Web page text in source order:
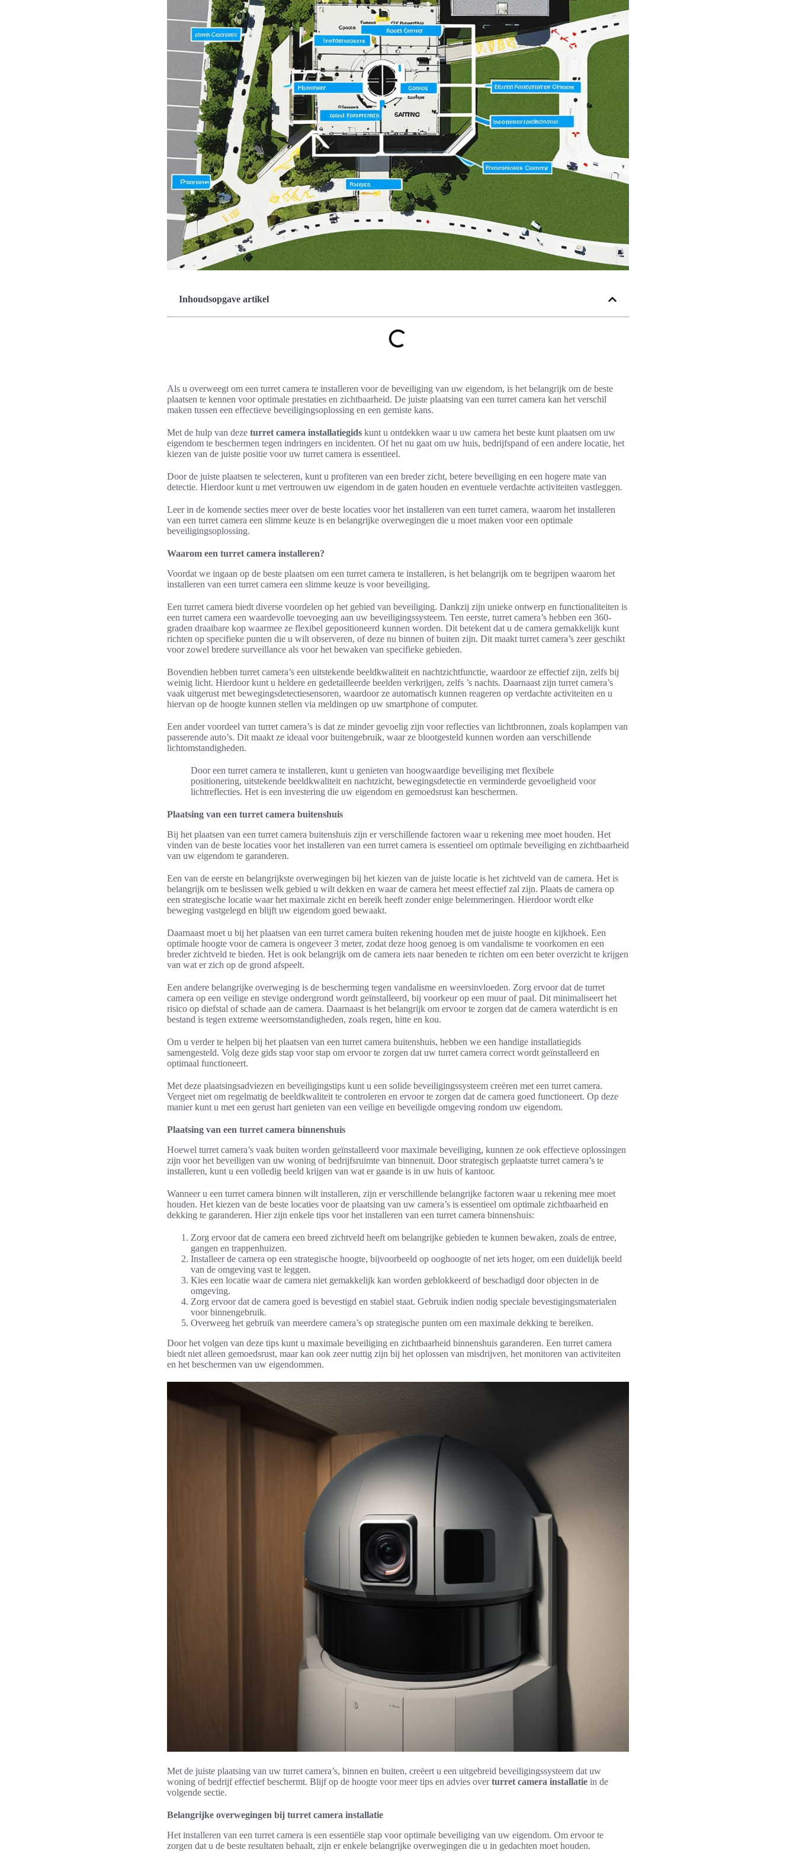
Inhoudsopgave artikel
Als u overweegt om een turret camera te installeren voor de beveiliging van uw eigendom, is het belangrijk om de beste
plaatsen te kennen voor optimale prestaties en zichtbaarheid. De juiste plaatsing van een turret camera kan het verschil
maken tussen een effectieve beveiligingsoplossing en een gemiste kans.
Met de hulp van deze turret camera installatiegids kunt u ontdekken waar u uw camera het beste kunt plaatsen om uw
eigendom te beschermen tegen indringers en incidenten. Of het nu gaat om uw huis, bedrijfspand of een andere locatie, het
kiezen van de juiste positie voor uw turret camera is essentieel.
Door de juiste plaatsen te selecteren, kunt u profiteren van een breder zicht, betere beveiliging en een hogere mate van
detectie. Hierdoor kunt u met vertrouwen uw eigendom in de gaten houden en eventuele verdachte activiteiten vastleggen.
Leer in de komende secties meer over de beste locaties voor het installeren van een turret camera, waarom het installeren
van een turret camera een slimme keuze is en belangrijke overwegingen die u moet maken voor een optimale
beveiligingsoplossing.
Waarom een turret camera installeren?
Voordat we ingaan op de beste plaatsen om een turret camera te installeren, is het belangrijk om te begrijpen waarom het
installeren van een turret camera een slimme keuze is voor beveiliging.
Een turret camera biedt diverse voordelen op het gebied van beveiliging. Dankzij zijn unieke ontwerp en functionaliteiten is
een turret camera een waardevolle toevoeging aan uw beveiligingssysteem. Ten eerste, turret camera’s hebben een 360-
graden draaibare kop waarmee ze flexibel gepositioneerd kunnen worden. Dit betekent dat u de camera gemakkelijk kunt
richten op specifieke punten die u wilt observeren, of deze nu binnen of buiten zijn. Dit maakt turret camera’s zeer geschikt
voor zowel bredere surveillance als voor het bewaken van specifieke gebieden.
Bovendien hebben turret camera’s een uitstekende beeldkwaliteit en nachtzichtfunctie, waardoor ze effectief zijn, zelfs bij
weinig licht. Hierdoor kunt u heldere en gedetailleerde beelden verkrijgen, zelfs ’s nachts. Daarnaast zijn turret camera’s
vaak uitgerust met bewegingsdetectiesensoren, waardoor ze automatisch kunnen reageren op verdachte activiteiten en u
hiervan op de hoogte kunnen stellen via meldingen op uw smartphone of computer.
Een ander voordeel van turret camera’s is dat ze minder gevoelig zijn voor reflecties van lichtbronnen, zoals koplampen van
passerende auto’s. Dit maakt ze ideaal voor buitengebruik, waar ze blootgesteld kunnen worden aan verschillende
lichtomstandigheden.
Door een turret camera te installeren, kunt u genieten van hoogwaardige beveiliging met flexibele
positionering, uitstekende beeldkwaliteit en nachtzicht, bewegingsdetectie en verminderde gevoeligheid voor
lichtreflecties. Het is een investering die uw eigendom en gemoedsrust kan beschermen.
Plaatsing van een turret camera buitenshuis
Bij het plaatsen van een turret camera buitenshuis zijn er verschillende factoren waar u rekening mee moet houden. Het
vinden van de beste locaties voor het installeren van een turret camera is essentieel om optimale beveiliging en zichtbaarheid
van uw eigendom te garanderen.
Een van de eerste en belangrijkste overwegingen bij het kiezen van de juiste locatie is het zichtveld van de camera. Het is
belangrijk om te beslissen welk gebied u wilt dekken en waar de camera het meest effectief zal zijn. Plaats de camera op
een strategische locatie waar het maximale zicht en bereik heeft zonder enige belemmeringen. Hierdoor wordt elke
beweging vastgelegd en blijft uw eigendom goed bewaakt.
Daarnaast moet u bij het plaatsen van een turret camera buiten rekening houden met de juiste hoogte en kijkhoek. Een
optimale hoogte voor de camera is ongeveer 3 meter, zodat deze hoog genoeg is om vandalisme te voorkomen en een
breder zichtveld te bieden. Het is ook belangrijk om de camera iets naar beneden te richten om een beter overzicht te krijgen
van wat er zich op de grond afspeelt.
Een andere belangrijke overweging is de bescherming tegen vandalisme en weersinvloeden. Zorg ervoor dat de turret
camera op een veilige en stevige ondergrond wordt geïnstalleerd, bij voorkeur op een muur of paal. Dit minimaliseert het
risico op diefstal of schade aan de camera. Daarnaast is het belangrijk om ervoor te zorgen dat de camera waterdicht is en
bestand is tegen extreme weersomstandigheden, zoals regen, hitte en kou.
Om u verder te helpen bij het plaatsen van een turret camera buitenshuis, hebben we een handige installatiegids
samengesteld. Volg deze gids stap voor stap om ervoor te zorgen dat uw turret camera correct wordt geïnstalleerd en
optimaal functioneert.
Met deze plaatsingsadviezen en beveiligingstips kunt u een solide beveiligingssysteem creëren met een turret camera.
Vergeet niet om regelmatig de beeldkwaliteit te controleren en ervoor te zorgen dat de camera goed functioneert. Op deze
manier kunt u met een gerust hart genieten van een veilige en beveiligde omgeving rondom uw eigendom.
Plaatsing van een turret camera binnenshuis
Hoewel turret camera’s vaak buiten worden geïnstalleerd voor maximale beveiliging, kunnen ze ook effectieve oplossingen
zijn voor het beveiligen van uw woning of bedrijfsruimte van binnenuit. Door strategisch geplaatste turret camera’s te
installeren, kunt u een volledig beeld krijgen van wat er gaande is in uw huis of kantoor.
Wanneer u een turret camera binnen wilt installeren, zijn er verschillende belangrijke factoren waar u rekening mee moet
houden. Het kiezen van de beste locaties voor de plaatsing van uw camera’s is essentieel om optimale zichtbaarheid en
dekking te garanderen. Hier zijn enkele tips voor het installeren van een turret camera binnenshuis:
Zorg ervoor dat de camera een breed zichtveld heeft om belangrijke gebieden te kunnen bewaken, zoals de entree,
gangen en trappenhuizen.
Installeer de camera op een strategische hoogte, bijvoorbeeld op ooghoogte of net iets hoger, om een duidelijk beeld
van de omgeving vast te leggen.
Kies een locatie waar de camera niet gemakkelijk kan worden geblokkeerd of beschadigd door objecten in de
omgeving.
Zorg ervoor dat de camera goed is bevestigd en stabiel staat. Gebruik indien nodig speciale bevestigingsmaterialen
voor binnengebruik.
Overweeg het gebruik van meerdere camera’s op strategische punten om een maximale dekking te bereiken.
Door het volgen van deze tips kunt u maximale beveiliging en zichtbaarheid binnenshuis garanderen. Een turret camera
biedt niet alleen gemoedsrust, maar kan ook zeer nuttig zijn bij het oplossen van misdrijven, het monitoren van activiteiten
en het beschermen van uw eigendommen.
Met de juiste plaatsing van uw turret camera’s, binnen en buiten, creëert u een uitgebreid beveiligingssysteem dat uw
woning of bedrijf effectief beschermt. Blijf op de hoogte voor meer tips en advies overturret camera installatie in de
volgende sectie.
Belangrijke overwegingen bij turret camera installatie
Het installeren van een turret camera is een essentiële stap voor optimale beveiliging van uw eigendom. Om ervoor te
zorgen dat u de beste resultaten behaalt, zijn er enkele belangrijke overwegingen die u in gedachten moet houden.